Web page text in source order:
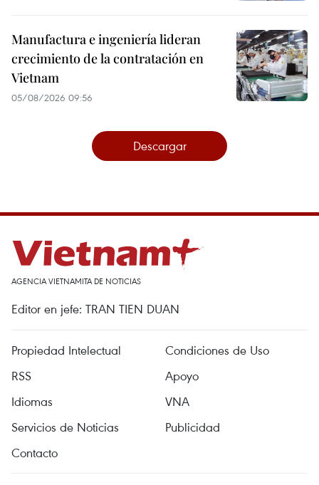
Manufactura e ingeniería lideran
crecimiento de la contratación en
Vietnam
05/08/2026 09:56
Descargar
AGENCIA VIETNAMITA DE NOTICIAS
Editor en jefe: TRAN TIEN DUAN
Propiedad Intelectual
Condiciones de Uso
RSS
Apoyo
Idiomas
VNA
Servicios de Noticias
Publicidad
Contacto